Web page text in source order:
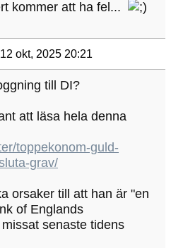
kommer att ha fel...
okt, 2025 20:21
till DI?
att läsa hela denna
toppekonom-guld-
grav/
orsaker till att han är "en
of Englands
senaste tidens